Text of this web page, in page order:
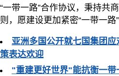
“一带一路”合作协议，秉持共
则，愿建设更加紧密“一带一路
亚洲多国公开就七国集团
策表达欢迎
"重建更好世界"能抗衡一带